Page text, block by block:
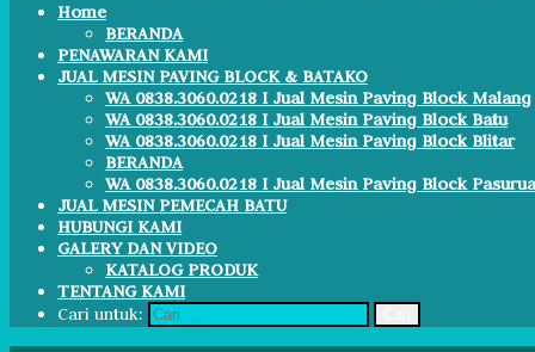
Home
BERANDA
PENAWARAN KAMI
JUAL MESIN PAVING BLOCK & BATAKO
WA 0838.3060.0218 I Jual Mesin Paving Block Malang
WA 0838.3060.0218 I Jual Mesin Paving Block Batu
WA 0838.3060.0218 I Jual Mesin Paving Block Blitar
BERANDA
WA 0838.3060.0218 I Jual Mesin Paving Block
JUAL MESIN PEMECAH BATU
HUBUNGI KAMI
GALERY DAN VIDEO
KATALOG PRODUK
TENTANG KAMI
Cari untuk: